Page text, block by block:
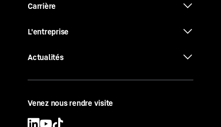
Carrière
L'entreprise
Actualités
Venez nous rendre visite